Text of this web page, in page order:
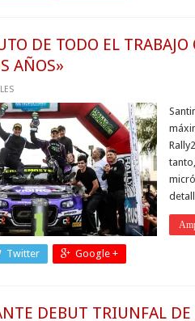
DE TODO EL
AÑOS»
Twitter Google +
DEBUT TRIUNFAL